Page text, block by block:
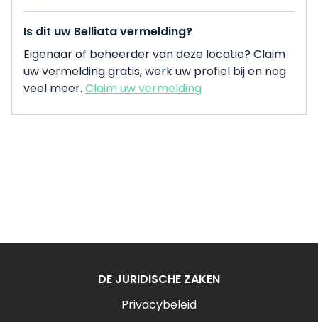
Is dit uw Belliata vermelding?
Eigenaar of beheerder van deze locatie? Claim
uw vermelding gratis, werk uw profiel bij en nog
veel meer. Claim uw vermelding
DE JURIDISCHE ZAKEN
Privacybeleid